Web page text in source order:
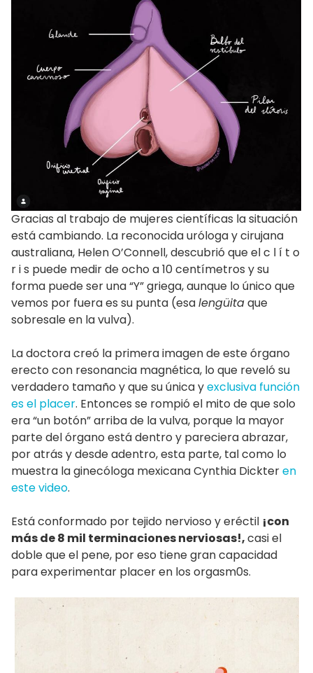
Gracias al trabajo de mujeres científicas la situación
está cambiando. La reconocida uróloga y cirujana
australiana, Helen O’Connell, descubrió que el c l í t o
r i s puede medir de ocho a 10 centímetros y su
forma puede ser una “Y” griega, aunque lo único que
vemos por fuera es su punta (esalengüitaque
sobresale en la vulva).
La doctora creó la primera imagen de este órgano
erecto con resonancia magnética, lo que reveló su
verdadero tamaño y que su única yexclusiva función
es el placer. Entonces se rompió el mito de que solo
era “un botón” arriba de la vulva, porque la mayor
parte del órgano está dentro y pareciera abrazar,
por atrás y desde adentro, esta parte, tal como lo
muestra la ginecóloga mexicana Cynthia Dickteren
este video.
Está conformado por tejido nervioso y eréctil ¡con
más de 8 mil terminaciones nerviosas!,casi el
doble que el pene, por eso tiene gran capacidad
para experimentar placer en los orgasm0s.